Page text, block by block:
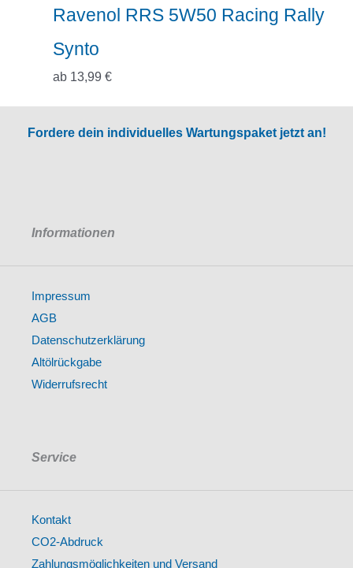
Ravenol RRS 5W50 Racing Rally
Synto
ab 13,99 €
Fordere dein individuelles Wartungspaket jetzt an!
Informationen
Impressum
AGB
Datenschutzerklärung
Altölrückgabe
Widerrufsrecht
Service
Kontakt
CO2-Abdruck
Zahlungsmöglichkeiten und Versand